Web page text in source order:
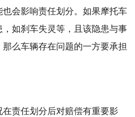
会影响责任划分。如果摩托车
如刹车失灵等，且该隐患与事
么车辆存在问题的一方要承担
责任划分后对赔偿有重要影